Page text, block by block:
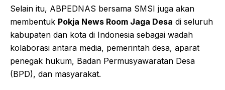
Selain itu, ABPEDNAS bersama SMSI juga akan
membentuk Pokja News Room Jaga Desa di seluruh
kabupaten dan kota di Indonesia sebagai wadah
kolaborasi antara media, pemerintah desa, aparat
penegak hukum, Badan Permusyawaratan Desa
(BPD), dan masyarakat.